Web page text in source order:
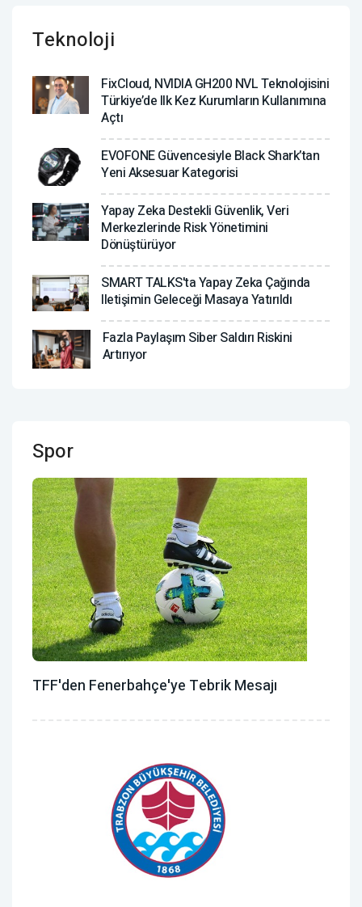
Teknoloji
FixCloud, NVIDIA GH200 NVL Teknolojisini
Türkiye’de Ilk Kez Kurumların Kullanımına
Açtı
EVOFONE Güvencesiyle Black Shark’tan
Yeni Aksesuar Kategorisi
Yapay Zeka Destekli Güvenlik, Veri
Merkezlerinde Risk Yönetimini
Dönüştürüyor
SMART TALKS'ta Yapay Zeka Çağında
Iletişimin Geleceği Masaya Yatırıldı
Fazla Paylaşım Siber Saldırı Riskini
Artırıyor
Spor
TFF'den Fenerbahçe'ye Tebrik Mesajı